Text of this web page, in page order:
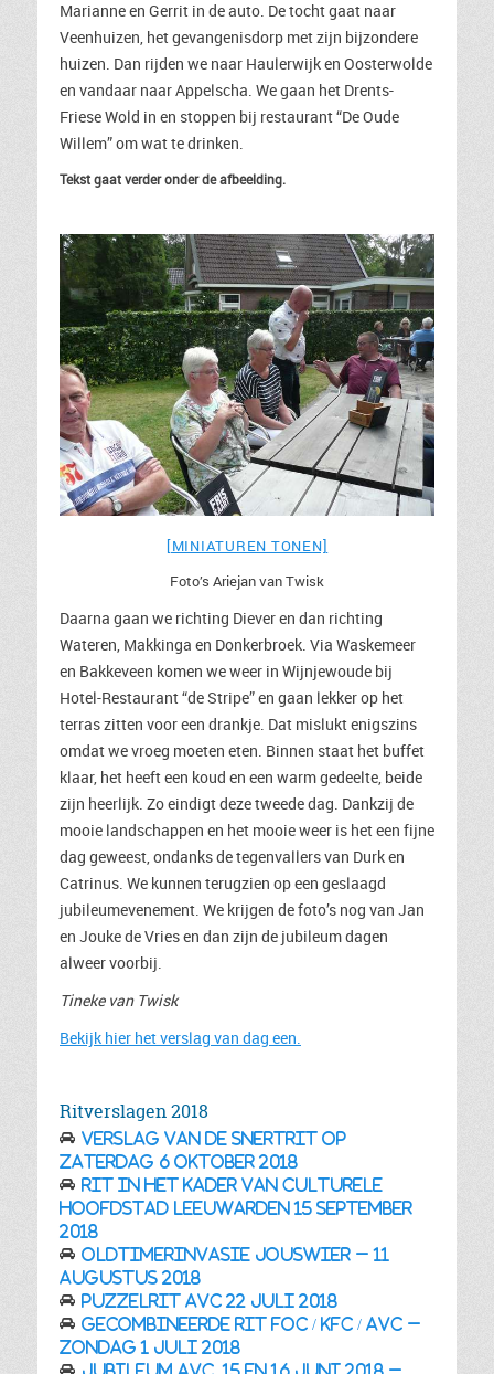
Marianne en Gerrit in de auto. De tocht gaat naar
Veenhuizen, het gevangenisdorp met zijn bijzondere
huizen. Dan rijden we naar Haulerwijk en Oosterwolde
en vandaar naar Appelscha. We gaan het Drents-
Friese Wold in en stoppen bij restaurant “De Oude
Willem” om wat te drinken.
Tekst gaat verder onder de afbeelding.
[MINIATUREN TONEN]
Foto’s Ariejan van Twisk
Daarna gaan we richting Diever en dan richting
Wateren, Makkinga en Donkerbroek. Via Waskemeer
en Bakkeveen komen we weer in Wijnjewoude bij
Hotel-Restaurant “de Stripe” en gaan lekker op het
terras zitten voor een drankje. Dat mislukt enigszins
omdat we vroeg moeten eten. Binnen staat het buffet
klaar, het heeft een koud en een warm gedeelte, beide
zijn heerlijk. Zo eindigt deze tweede dag. Dankzij de
mooie landschappen en het mooie weer is het een fijne
dag geweest, ondanks de tegenvallers van Durk en
Catrinus. We kunnen terugzien op een geslaagd
jubileumevenement. We krijgen de foto’s nog van Jan
en Jouke de Vries en dan zijn de jubileum dagen
alweer voorbij.
Tineke van Twisk
Bekijk hier het verslag van dag een.
Ritverslagen 2018
Verslag van de Snertrit op
zaterdag 6 oktober 2018
Rit in het kader van Culturele
Hoofdstad Leeuwarden 15 september
2018
Oldtimerinvasie Jouswier – 11
augustus 2018
Puzzelrit AVC 22 juli 2018
Gecombineerde rit FOC / KFC / AVC –
zondag 1 juli 2018